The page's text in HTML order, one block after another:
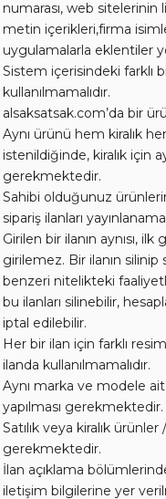
numarası, web sitelerinin
metin içerikleri,firma
uygulamalarla eklentiler
Sistem içerisindeki farklı
kullanılmamalıdır.
alsaksatsak.com’da bir
Aynı ürünü hem kiralık
istenildiğinde, kiralık için
gerekmektedir.
Sahibi olduğunuz
sipariş ilanları
Girilen bir ilanın aynısı,
girilemez. Bir ilanın
benzeri nitelikteki
bu ilanları silinebilir,
iptal edilebilir.
Her bir ilan için farklı
ilanda kullanılmamalıdır.
Aynı marka ve modele ait
yapılması gerekmektedir.
Satılık veya kiralık
gerekmektedir.
İlan açıklama
iletişim bilgilerine yer